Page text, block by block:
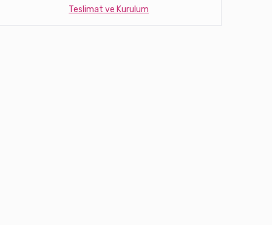
Teslimat ve Kurulum